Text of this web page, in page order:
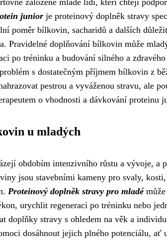
založené mladé lidi, kteří chtějí
junior je proteinový doplněk stravy
poměr bílkovin, sacharidů a dalších
Pravidelné doplňování bílkovin může
po tréninku a budování silného a
s dostatečným příjmem bílkovin z
pestrou a vyváženou stravu, ale
o vhodnosti a dávkování proteinu
u mladých
obdobím intenzivního růstu a vývoje, a
jsou stavebními kameny pro svaly,
Proteinový doplněk stravy pro mladémůže
urychlit regeneraci po tréninku nebo
doplňky stravy s ohledem na věk a
dosáhnout jejich plného potenciálu,